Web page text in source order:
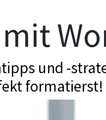
und -
formatierst!